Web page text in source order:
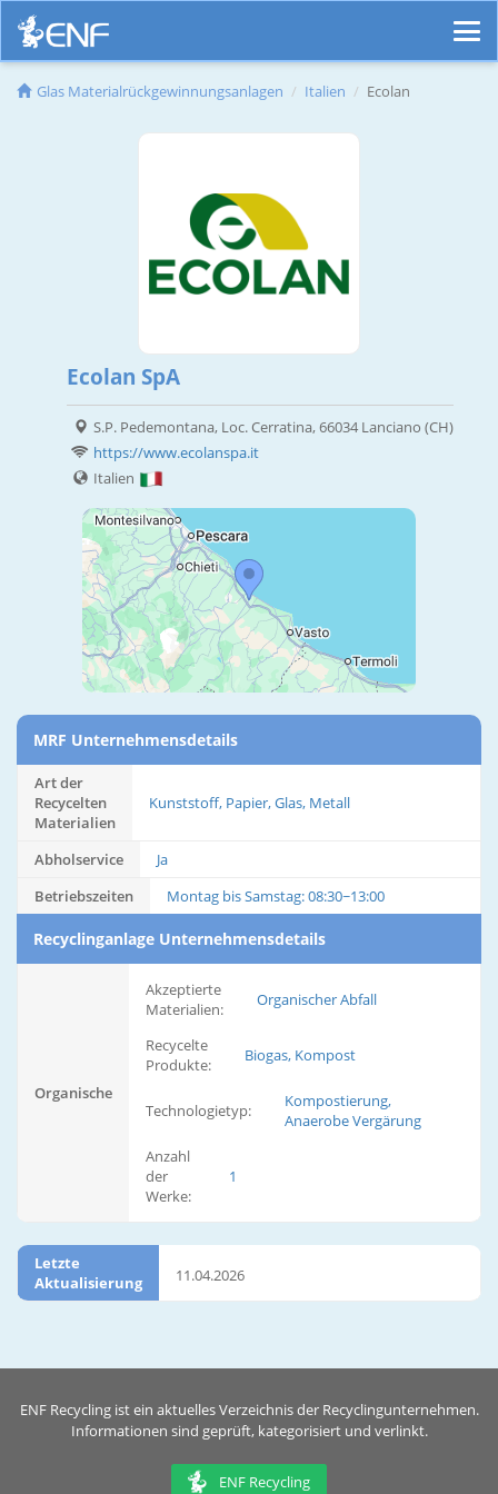
Glas Materialrückgewinnungsanlagen Italien Ecolan
Ecolan SpA
S.P. Pedemontana, Loc. Cerratina, 66034 Lanciano (CH)
https://www.ecolanspa.it
Italien
MRF Unternehmensdetails
Art der
Recycelten
Materialien
Kunststoff, Papier, Glas, Metall
Abholservice
Ja
Betriebszeiten
Montag bis Samstag: 08:30~13:00
Recyclinganlage Unternehmensdetails
Organische
Akzeptierte
Materialien:
Organischer Abfall
Recycelte
Produkte:
Biogas, Kompost
Technologietyp:
Kompostierung,
Anaerobe Vergärung
Anzahl
der
Werke:
1
Letzte
Aktualisierung
11.04.2026
ENF Recycling ist ein aktuelles Verzeichnis der Recyclingunternehmen.
Informationen sind geprüft, kategorisiert und verlinkt.
ENF Recycling